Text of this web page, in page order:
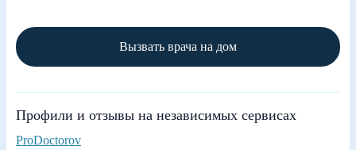
Вызвать врача на дом
Профили и отзывы на независимых сервисах
ProDoctorov